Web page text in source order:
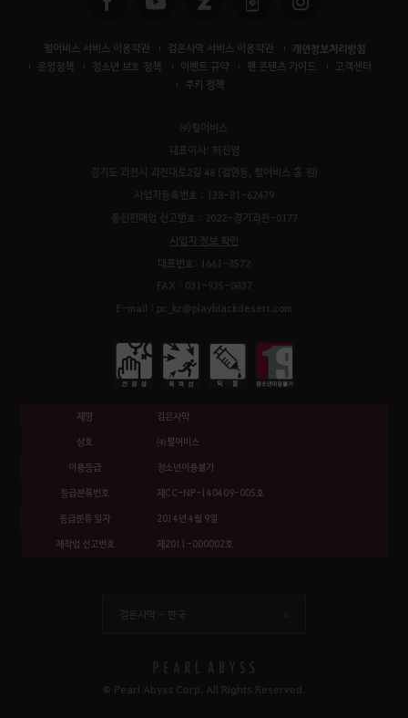
펄어비스 서비스 이용약관 검은사막 서비스 이용약관 개인정보처리방침
운영정책 청소년 보호 정책 이벤트 규약 팬 콘텐츠 가이드
고객센터
쿠키 정책
㈜펄어비스
대표이사: 허진영
경기도 과천시 과천대로2길 48 (갈현동, 펄어비스 홈 원)
사업자등록번호 : 138-81-62479
통신판매업 신고번호 : 2022-경기과천-0177
사업자 정보 확인
대표번호: 1661-8572
FAX : 031-935-0837
E-mail : pc_kr@playblackdesert.com
제명 검은사막
상호 ㈜펄어비스
이용등급 청소년이용불가
등급분류번호 제CC-NP-140409-005호
등급분류 일자 2014년 4월 9일
제작업 신고번호 제2011-000002호
검은사막 - 한국
© Pearl Abyss Corp. All Rights Reserved.